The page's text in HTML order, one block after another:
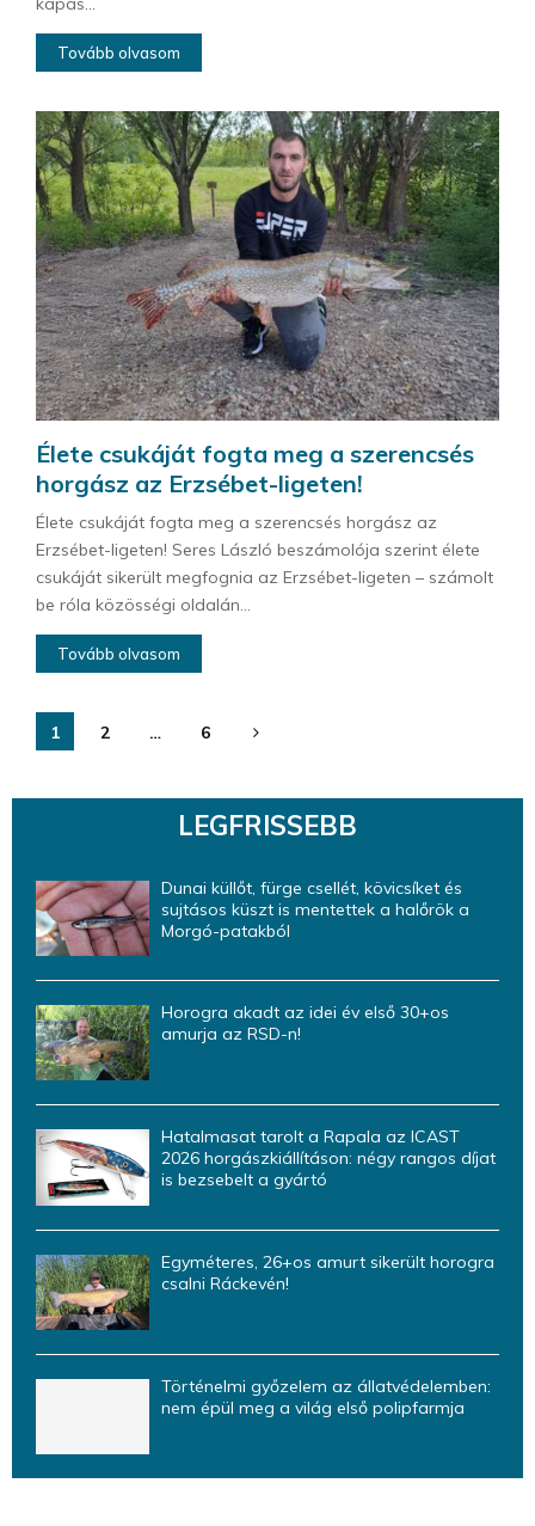
Tovább olvasom
Élete csukáját fogta meg a szerencsés
horgász az Erzsébet-ligeten!
Élete csukáját fogta meg a szerencsés horgász az
Erzsébet-ligeten! Seres László beszámolója szerint élete
csukáját sikerült megfognia az Erzsébet-ligeten – számolt
be róla közösségi oldalán...
Tovább olvasom
Bejegyzések
1 2 … 6
LEGFRISSEBB
Dunai küllőt, fürge csellét, kövicsíket és
sujtásos küszt is mentettek a halőrök a
Morgó-patakból
Horogra akadt az idei év első 30+os
amurja az RSD-n!
Hatalmasat tarolt a Rapala az ICAST
2026 horgászkiállításon: négy rangos díjat
is bezsebelt a gyártó
Egyméteres, 26+os amurt sikerült horogra
csalni Ráckevén!
Történelmi győzelem az állatvédelemben:
nem épül meg a világ első polipfarmja